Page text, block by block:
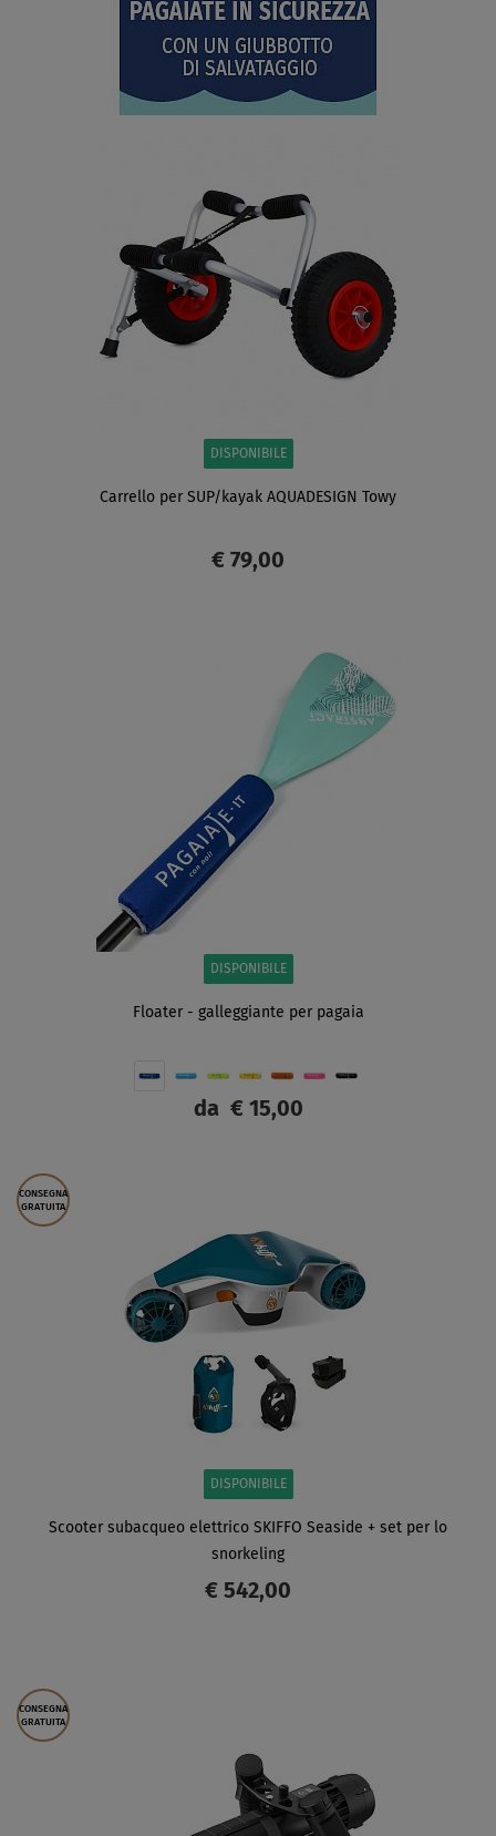
DISPONIBILE
Carrello per SUP/kayak AQUADESIGN Towy
€ 79,00
DISPONIBILE
Floater - galleggiante per pagaia
da € 15,00
CONSEGNA
GRATUITA
DISPONIBILE
Scooter subacqueo elettrico SKIFFO Seaside + set per lo
snorkeling
€ 542,00
CONSEGNA
GRATUITA